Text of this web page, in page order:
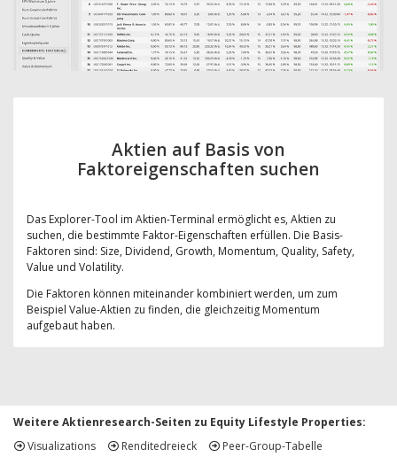
Aktien auf Basis von
Faktoreigenschaften suchen
Das Explorer-Tool im Aktien-Terminal ermöglicht es, Aktien zu
suchen, die bestimmte Faktor-Eigenschaften erfüllen. Die Basis-
Faktoren sind: Size, Dividend, Growth, Momentum, Quality, Safety,
Value und Volatility.
Die Faktoren können miteinander kombiniert werden, um zum
Beispiel Value-Aktien zu finden, die gleichzeitig Momentum
aufgebaut haben.
Weitere Aktienresearch-Seiten zu Equity Lifestyle Properties:
Visualizations
Renditedreieck
Peer-Group-Tabelle